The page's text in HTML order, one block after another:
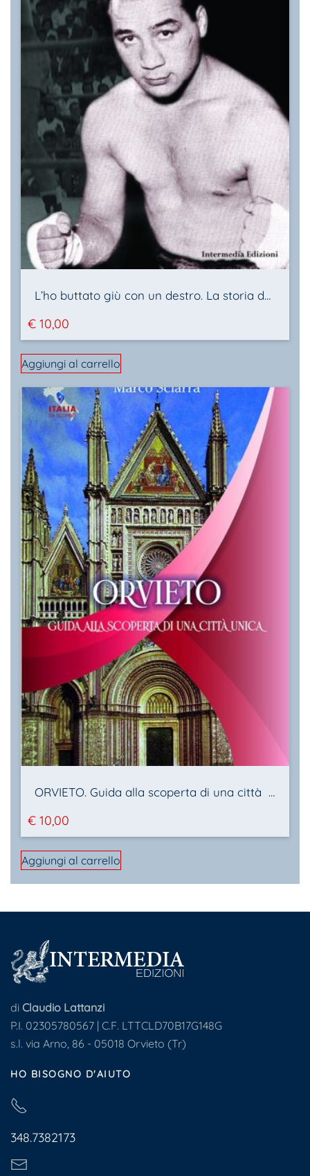
L’ho buttato giù con un destro. La storia del campione Luigi Malè
€ 10,00
Aggiungi al carrello
ORVIETO. Guida alla scoperta di una città unica
€ 10,00
Aggiungi al carrello
di Claudio Lattanzi
P.I. 02305780567 | C.F. LTTCLD70B17G148G
s.l. via Arno, 86 - 05018 Orvieto (Tr)
HO BISOGNO D'AIUTO
348.7382173